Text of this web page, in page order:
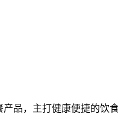
品，主打健康便捷的饮